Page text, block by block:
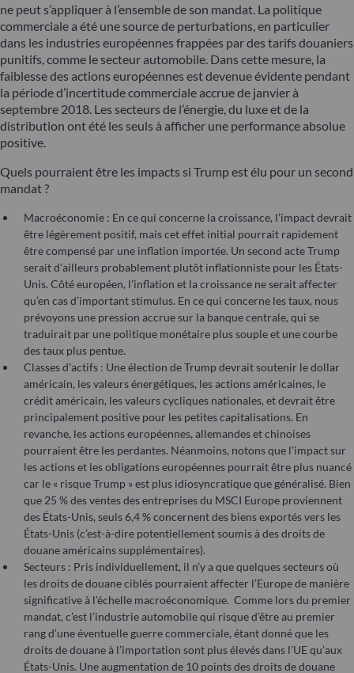
ne peut s’appliquer à l’ensemble de son mandat. La politique
commerciale a été une source de perturbations, en particulier
dans les industries européennes frappées par des tarifs douaniers
punitifs, comme le secteur automobile. Dans cette mesure, la
faiblesse des actions européennes est devenue évidente pendant
la période d’incertitude commerciale accrue de janvier à
septembre 2018. Les secteurs de l’énergie, du luxe et de la
distribution ont été les seuls à afficher une performance absolue
positive.
Quels pourraient être les impacts si Trump est élu pour un second
mandat ?
Macroéconomie : En ce qui concerne la croissance, l’impact devrait
être légèrement positif, mais cet effet initial pourrait rapidement
être compensé par une inflation importée. Un second acte Trump
serait d’ailleurs probablement plutôt inflationniste pour les États-
Unis. Côté européen, l’inflation et la croissance ne serait affecter
qu’en cas d’important stimulus. En ce qui concerne les taux, nous
prévoyons une pression accrue sur la banque centrale, qui se
traduirait par une politique monétaire plus souple et une courbe
des taux plus pentue.
Classes d’actifs : Une élection de Trump devrait soutenir le dollar
américain, les valeurs énergétiques, les actions américaines, le
crédit américain, les valeurs cycliques nationales, et devrait être
principalement positive pour les petites capitalisations. En
revanche, les actions européennes, allemandes et chinoises
pourraient être les perdantes. Néanmoins, notons que l’impact sur
les actions et les obligations européennes pourrait être plus nuancé
car le « risque Trump » est plus idiosyncratique que généralisé. Bien
que 25 % des ventes des entreprises du MSCI Europe proviennent
des États-Unis, seuls 6,4 % concernent des biens exportés vers les
États-Unis (c’est-à-dire potentiellement soumis à des droits de
douane américains supplémentaires).
Secteurs : Pris individuellement, il n’y a que quelques secteurs où
les droits de douane ciblés pourraient affecter l’Europe de manière
significative à l’échelle macroéconomique. Comme lors du premier
mandat, c’est l’industrie automobile qui risque d’être au premier
rang d’une éventuelle guerre commerciale, étant donné que les
droits de douane à l’importation sont plus élevés dans l’UE qu’aux
États-Unis. Une augmentation de 10 points des droits de douane